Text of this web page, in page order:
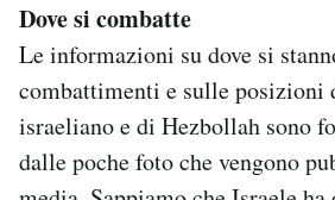
Dove si combatte
Le informazioni su dove si
combattimenti e sulle posizioni
israeliano e di Hezbollah sono
dalle poche foto che vengono